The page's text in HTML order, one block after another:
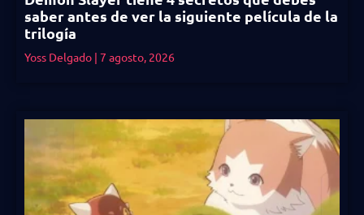
saber antes de ver la siguiente película de la
trilogía
Yoss Delgado 7 agosto, 2026